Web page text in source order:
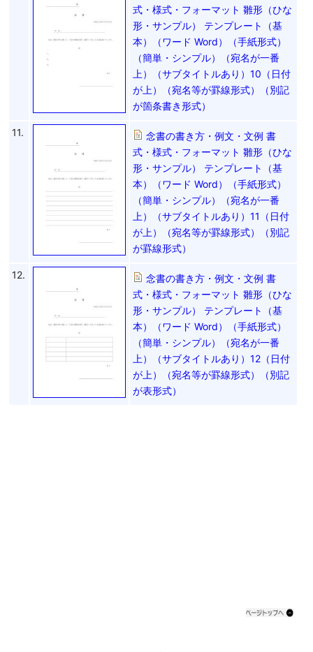
式・様式・フォーマット 雛形（ひな
形・サンプル） テンプレート（基
本）（ワード Word）（手紙形式）
（簡単・シンプル）（宛名が一番
上）（サブタイトルあり）10（日付
が上）（宛名等が罫線形式）（別記
が箇条書き形式）
11.
念書の書き方・例文・文例 書
式・様式・フォーマット 雛形（ひな
形・サンプル） テンプレート（基
本）（ワード Word）（手紙形式）
（簡単・シンプル）（宛名が一番
上）（サブタイトルあり）11（日付
が上）（宛名等が罫線形式）（別記
が罫線形式）
12.
念書の書き方・例文・文例 書
式・様式・フォーマット 雛形（ひな
形・サンプル） テンプレート（基
本）（ワード Word）（手紙形式）
（簡単・シンプル）（宛名が一番
上）（サブタイトルあり）12（日付
が上）（宛名等が罫線形式）（別記
が表形式）